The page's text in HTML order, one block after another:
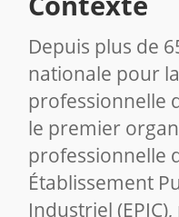
Depuis plus de
nationale pour
professionnelle
le premier
professionnelle
Établissement
Industriel